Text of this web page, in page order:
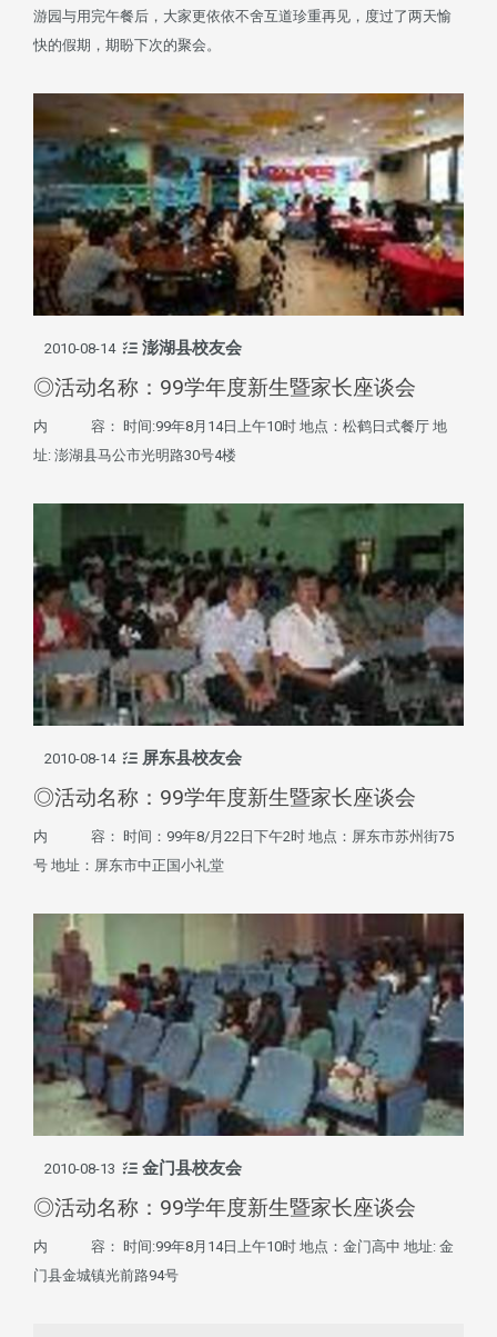
游园与用完午餐后，大家更依依不舍互道珍重再见，度过了两天愉
快的假期，期盼下次的聚会。
2010-08-14 澎湖县校友会
◎活动名称：99学年度新生暨家长座谈会
内 容： 时间:99年8月14日上午10时 地点：松鹤日式餐厅 地
址: 澎湖县马公市光明路30号4楼
2010-08-14 屏东县校友会
◎活动名称：99学年度新生暨家长座谈会
内 容： 时间：99年8/月22日下午2时 地点：屏东市苏州街75
号 地址：屏东市中正国小礼堂
2010-08-13 金门县校友会
◎活动名称：99学年度新生暨家长座谈会
内 容： 时间:99年8月14日上午10时 地点：金门高中 地址: 金
门县金城镇光前路94号